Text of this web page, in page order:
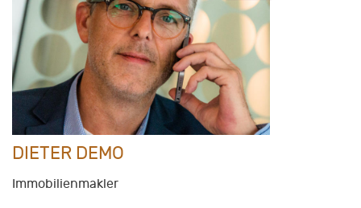
DIETER DEMO
Immobilienmakler